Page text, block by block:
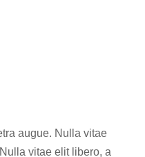
augue. Nulla vitae
vitae elit libero, a